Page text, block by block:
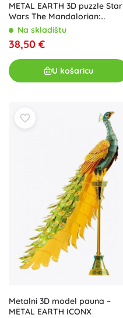
METAL EARTH 3D puzzle Star
Wars The Mandalorian:
Mando (ICONX)
Na skladištu
38,50 €
U košaricu
Metalni 3D model pauna –
METAL EARTH ICONX